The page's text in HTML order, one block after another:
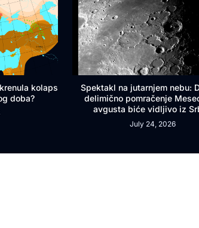
kolaps
doba?
Spektakl na jutarnjem nebu:
delimično pomračenje
avgusta biće vidljivo iz
July 24, 2026